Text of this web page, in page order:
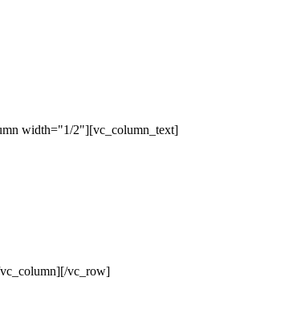
width="1/2"][vc_column_text]
vc_row]